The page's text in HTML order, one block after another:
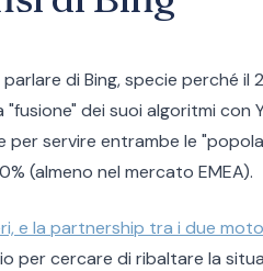
di Bing, specie perché il
dei suoi algoritmi con
servire entrambe le
(almeno nel mercato EMEA).
e la partnership tra i due
per cercare di ribaltare la